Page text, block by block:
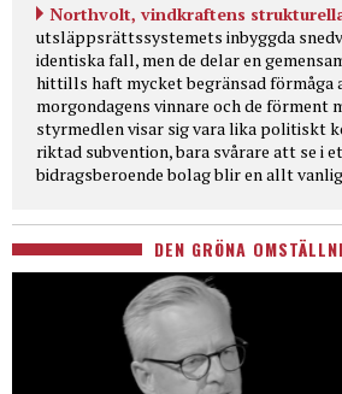
Northvolt, vindkraftens
utsläppsrättssystemets inbyggda
identiska fall, men de delar en
hittills haft mycket begränsad förmåga
morgondagens vinnare och de förment
styrmedlen visar sig vara lika politiskt
riktad subvention, bara svårare att se i
bidragsberoende bolag blir en allt
DEN GRÖNA